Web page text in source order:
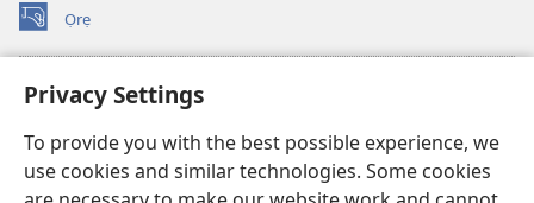
Privacy Settings
To provide you with the best possible experience, we
use cookies and similar technologies. Some cookies
Ọrẹ
(opens
new
ÀKÁ ÌWÉ ORÍ ÍŃTÁNẸ́Ẹ̀TÌ TI Watchtower™
(opens
window)JW Hub
(opens
new
window)JW Library